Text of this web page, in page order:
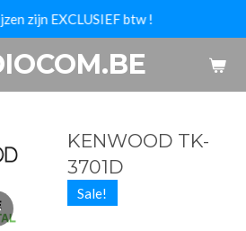
zijn EXCLUSIEF btw !
KENWOOD TK-
3701D
Sale!